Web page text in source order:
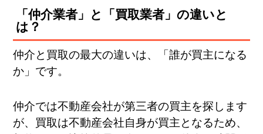
「仲介業者」と「買取業者」の違いと
は？
仲介と買取の最大の違いは、「誰が買主になる
か」です。
仲介では不動産会社が第三者の買主を探します
が、買取は不動産会社自身が買主となるため、